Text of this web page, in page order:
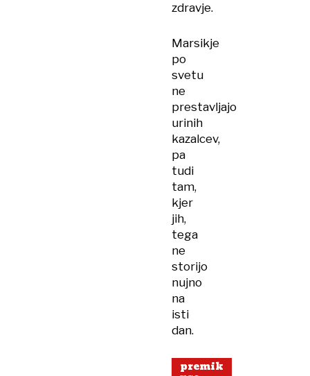
zdravje.
Marsikje
po
svetu
ne
prestavljajo
urinih
kazalcev,
pa
tudi
tam,
kjer
jih,
tega
ne
storijo
nujno
na
isti
dan.
premik